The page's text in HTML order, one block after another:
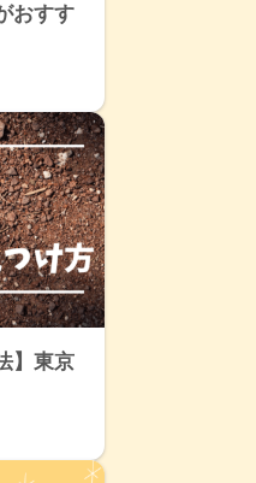
おすす
】東京